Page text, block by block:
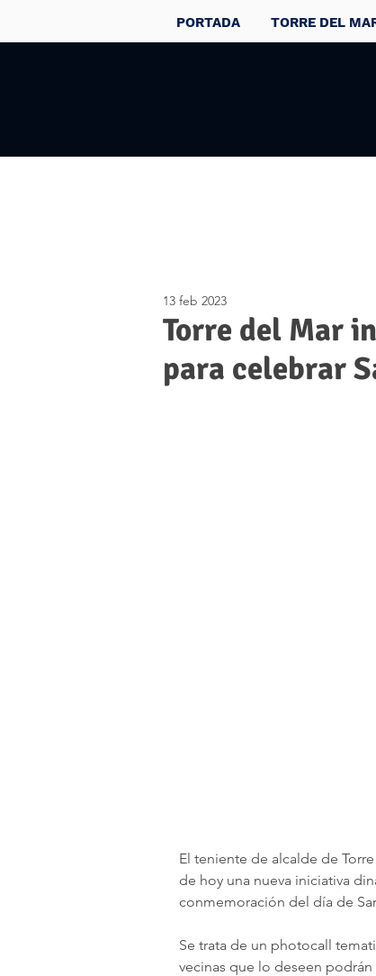
PORTADA TORRE DEL
Torre del Mar
para celebrar
13 feb 2023
El teniente de alcalde de
de hoy una nueva iniciativa
conmemoración del día de
Se trata de un photocall
vecinas que lo deseen